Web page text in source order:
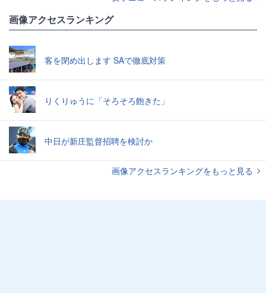
画像アクセスランキング
客を閉め出します SAで徹底対策
りくりゅうに「そろそろ飽きた」
中日が新庄監督招聘を検討か
画像アクセスランキングをもっと見る